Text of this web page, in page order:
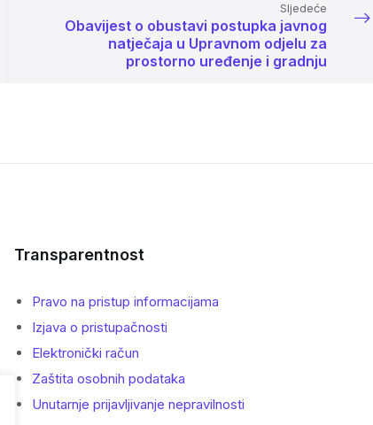
Sljedeće
Obavijest o obustavi postupka javnog
natječaja u Upravnom odjelu za
prostorno uređenje i gradnju
Transparentnost
Pravo na pristup informacijama
Izjava o pristupačnosti
Elektronički račun
Zaštita osobnih podataka
Unutarnje prijavljivanje nepravilnosti